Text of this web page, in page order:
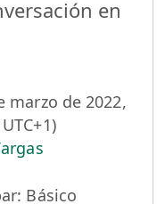
en
marzo de 2022,
Básico